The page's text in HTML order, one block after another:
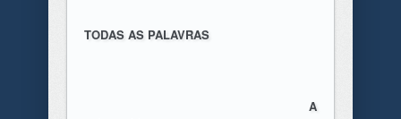
TODAS AS PALAVRAS
A